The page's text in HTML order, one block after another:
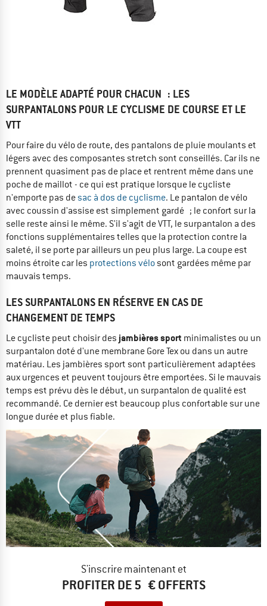
LE MODÈLE ADAPTÉ POUR CHACUN : LES
SURPANTALONS POUR LE CYCLISME DE COURSE ET LE
VTT
Pour faire du vélo de route, des pantalons de pluie moulants et
légers avec des composantes stretch sont conseillés. Car ils ne
prennent quasiment pas de place et rentrent même dans une
poche de maillot - ce qui est pratique lorsque le cycliste
n'emporte pas desac à dos de cyclisme. Le pantalon de vélo
avec coussin d'assise est simplement gardé ; le confort sur la
selle reste ainsi le même. S'il s'agit de VTT, le surpantalon a des
fonctions supplémentaires telles que la protection contre la
saleté, il se porte par ailleurs un peu plus large. La coupe est
moins étroite car les protections vélosont gardées même par
mauvais temps.
LES SURPANTALONS EN RÉSERVE EN CAS DE
CHANGEMENT DE TEMPS
Le cycliste peut choisir des jambières sport minimalistes ou un
surpantalon doté d'une membrane Gore Tex ou dans un autre
matériau. Les jambières sport sont particulièrement adaptées
aux urgences et peuvent toujours être emportées. Si le mauvais
temps est prévu dès le début, un surpantalon de qualité est
recommandé. Ce dernier est beaucoup plus confortable sur une
longue durée et plus fiable.
S'inscrire maintenant et
PROFITER DE 5 € OFFERTS